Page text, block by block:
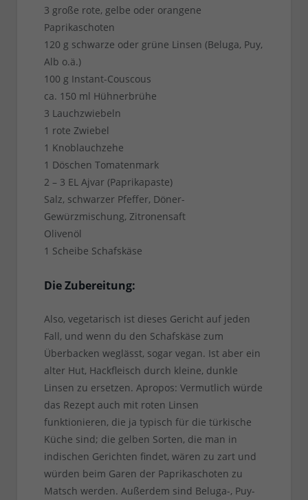
3 große rote, gelbe oder orangene
Paprikaschoten
120 g schwarze oder grüne Linsen (Beluga, Puy,
Alb o.ä.)
100 g Instant-Couscous
ca. 150 ml Hühnerbrühe
3 Lauchzwiebeln
1 rote Zwiebel
1 Knoblauchzehe
1 Döschen Tomatenmark
2 – 3 EL Ajvar (Paprikapaste)
Salz, schwarzer Pfeffer, Döner-
Gewürzmischung, Zitronensaft
Olivenöl
1 Scheibe Schafskäse
Die Zubereitung:
Also, vegetarisch ist dieses Gericht auf jeden
Fall, und wenn du den Schafskäse zum
Überbacken weglässt, sogar vegan. Ist aber ein
alter Hut, Hackfleisch durch kleine, dunkle
Linsen zu ersetzen. Apropos: Vermutlich würde
das Rezept auch mit roten Linsen
funktionieren, die ja typisch für die türkische
Küche sind; die gelben Sorten, die man in
indischen Gerichten findet, wären zu zart und
würden beim Garen der Paprikaschoten zu
Matsch werden. Außerdem sind Beluga-, Puy-